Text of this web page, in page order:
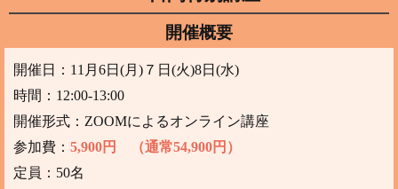
開催概要
開催日：11月6日(月)７日(火)8日(水)
時間：12:00-13:00
開催形式：ZOOMによるオンライン講座
参加費： 5,900円 （通常54,900円）
定員：50名